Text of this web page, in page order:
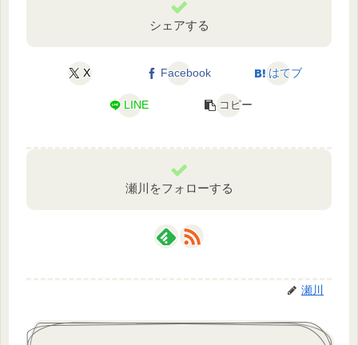
シェアする
X Facebook はてブ
LINE コピー
瀬川をフォローする
瀬川